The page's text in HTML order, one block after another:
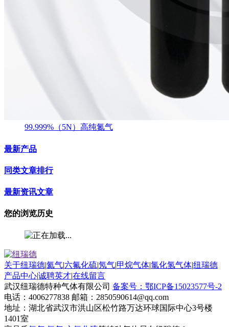
99.999%（5N）高纯氮气
最新产品
同类文章排行
最新资讯文章
您的浏览历史
关于纽瑞德|氦气|六氟化硫|氖气|甲烷气体|氯化氢气体|纽瑞德
产品中心|诚聘英才|在线留言
武汉纽瑞德特种气体有限公司 备案号：鄂ICP备15023577号-2
电话：4006277838 邮箱：2850590614@qq.com
地址：湖北省武汉市洪山区松竹路万达环球国际中心3号楼
1401室